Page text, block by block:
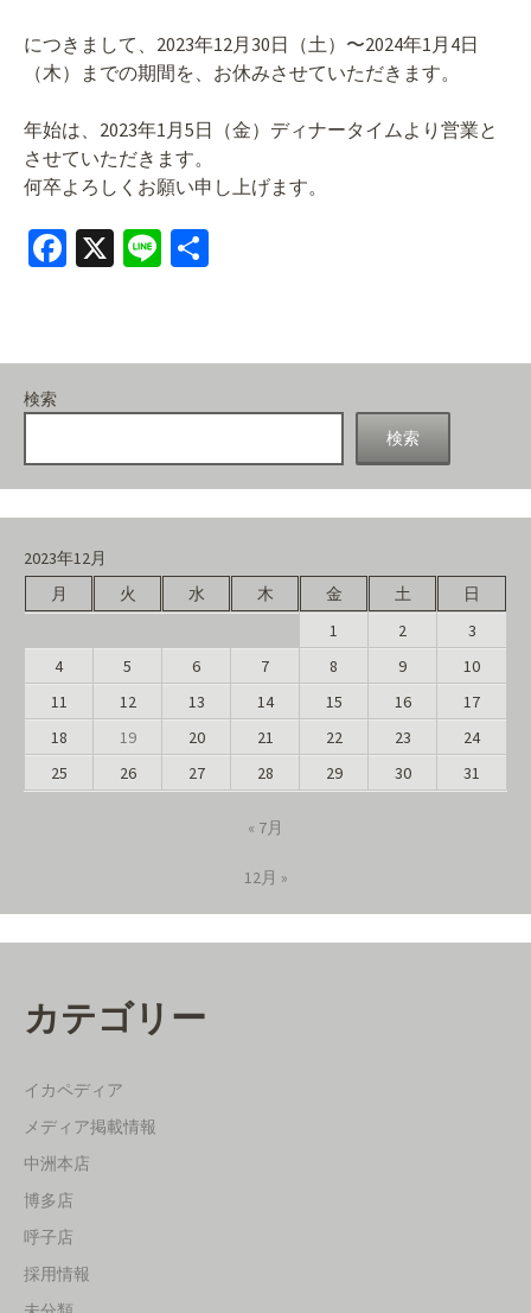
につきまして、2023年12月30日（土）〜2024年1月4日
（木）までの期間を、お休みさせていただきます。
年始は、2023年1月5日（金）ディナータイムより営業と
させていただきます。
何卒よろしくお願い申し上げます。
Fa
o
o
X
Li
検索
検索
2023年12月
月
火 水 木 金 土
日
1
2
3
4
5 6 7 8 9
10
11
12 13 14 15 16
17
18
19 20 21 22 23
24
25
26 27 28 29 30 31
« 7月
12月 »
カテゴリー
イカペディア
メディア掲載情報
中洲本店
博多店
呼子店
採用情報